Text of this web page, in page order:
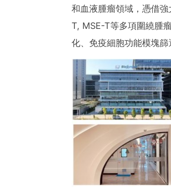
和血液腫瘤領域，憑借
T, MSE-T等多項圍繞腫
化、免疫細胞功能模塊篩